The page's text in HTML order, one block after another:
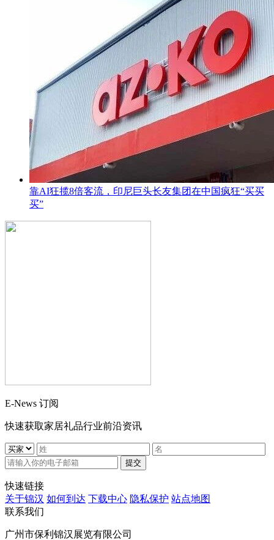
靠AI狂揽8倍客流，印尼巨头长友集团在中国疯狂“买买
买”
E-News 订阅
快速获取家居礼品行业前沿资讯
提交
快速链接
关于锦汉 如何到达 下载中心 隐私保护 站点地图
联系我们
广州市保利锦汉展览有限公司